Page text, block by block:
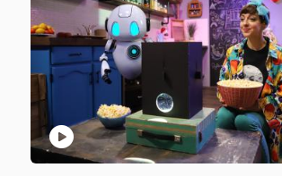
play_circle